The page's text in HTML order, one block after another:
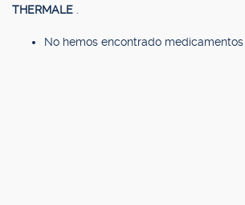
THERMALE
No hemos encontrado medicamentos